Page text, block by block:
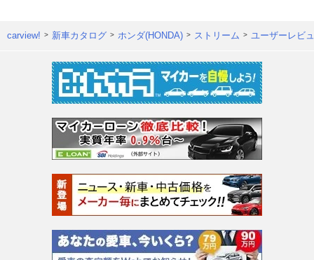
carview! 新車カタログ ホンダ(HONDA) ストリーム ユーザーレビ